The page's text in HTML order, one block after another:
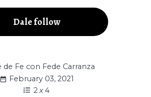
Dale follow
de Fe con Fede Carranza
February 03, 2021
2x4